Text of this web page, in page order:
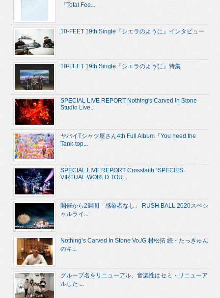
『Total Fee...
10-FEET 19th Single『シエラのように』インタビュー
10-FEET 19th Single『シエラのように』特集
SPECIAL LIVE REPORT Nothing's Carved In Stone
Studio Live...
ヤバイTシャツ屋さん4th Full Album『You need the
Tank-top...
SPECIAL LIVE REPORT Crossfaith “SPECIES
VIRTUAL WORLD TOU...
開催から2週間「感染者なし」 RUSH BALL 2020スペシ
ャルライ...
Nothing’s Carved In Stone Vo./G.村松拓 続・たっきゅん
のキ...
グループ名をリニューアル、音楽性はセミ・リニューア
ルした ...